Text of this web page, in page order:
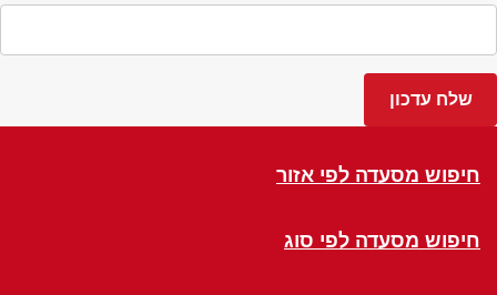
חיפוש מסעדה לפי אזור
חיפוש מסעדה לפי סוג